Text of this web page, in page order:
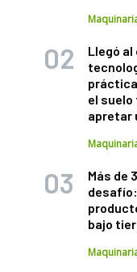
Llegó
el
apretar
Más de
bajo